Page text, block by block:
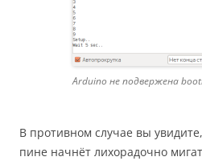
Arduino не подвержена
В противном случае вы
пине начнёт лихорадочно